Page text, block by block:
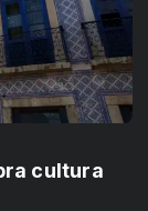
cultura